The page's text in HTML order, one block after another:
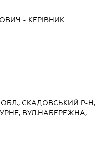
- КЕРІВНИК
ОБЛ., СКАДОВСЬКИЙ Р-Н,
ВУЛ.НАБЕРЕЖНА,